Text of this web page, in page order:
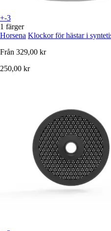
+-3
1 färger
Horsena Klockor för hästar i
Från 329,00 kr
250,00 kr